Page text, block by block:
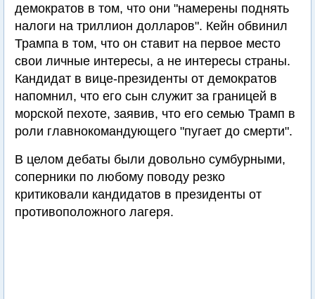
демократов в том, что они "намерены поднять
налоги на триллион долларов". Кейн обвинил
Трампа в том, что он ставит на первое место
свои личные интересы, а не интересы страны.
Кандидат в вице-президенты от демократов
напомнил, что его сын служит за границей в
морской пехоте, заявив, что его семью Трамп в
роли главнокомандующего "пугает до смерти".
В целом дебаты были довольно сумбурными,
соперники по любому поводу резко
критиковали кандидатов в президенты от
противоположного лагеря.